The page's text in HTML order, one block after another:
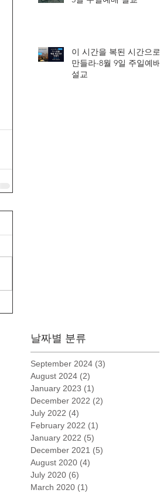
이 시간을 복된 시간으로
만들라-8월 9일 주일예배
설교
날짜별 분류
September 2024 (3)
August 2024 (2)
January 2023 (1)
December 2022 (2)
July 2022 (4)
February 2022 (1)
January 2022 (5)
December 2021 (5)
August 2020 (4)
July 2020 (6)
March 2020 (1)